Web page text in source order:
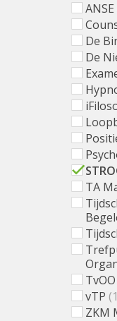
ANSE
De
De
TA
TvOO
vTP
ZKM